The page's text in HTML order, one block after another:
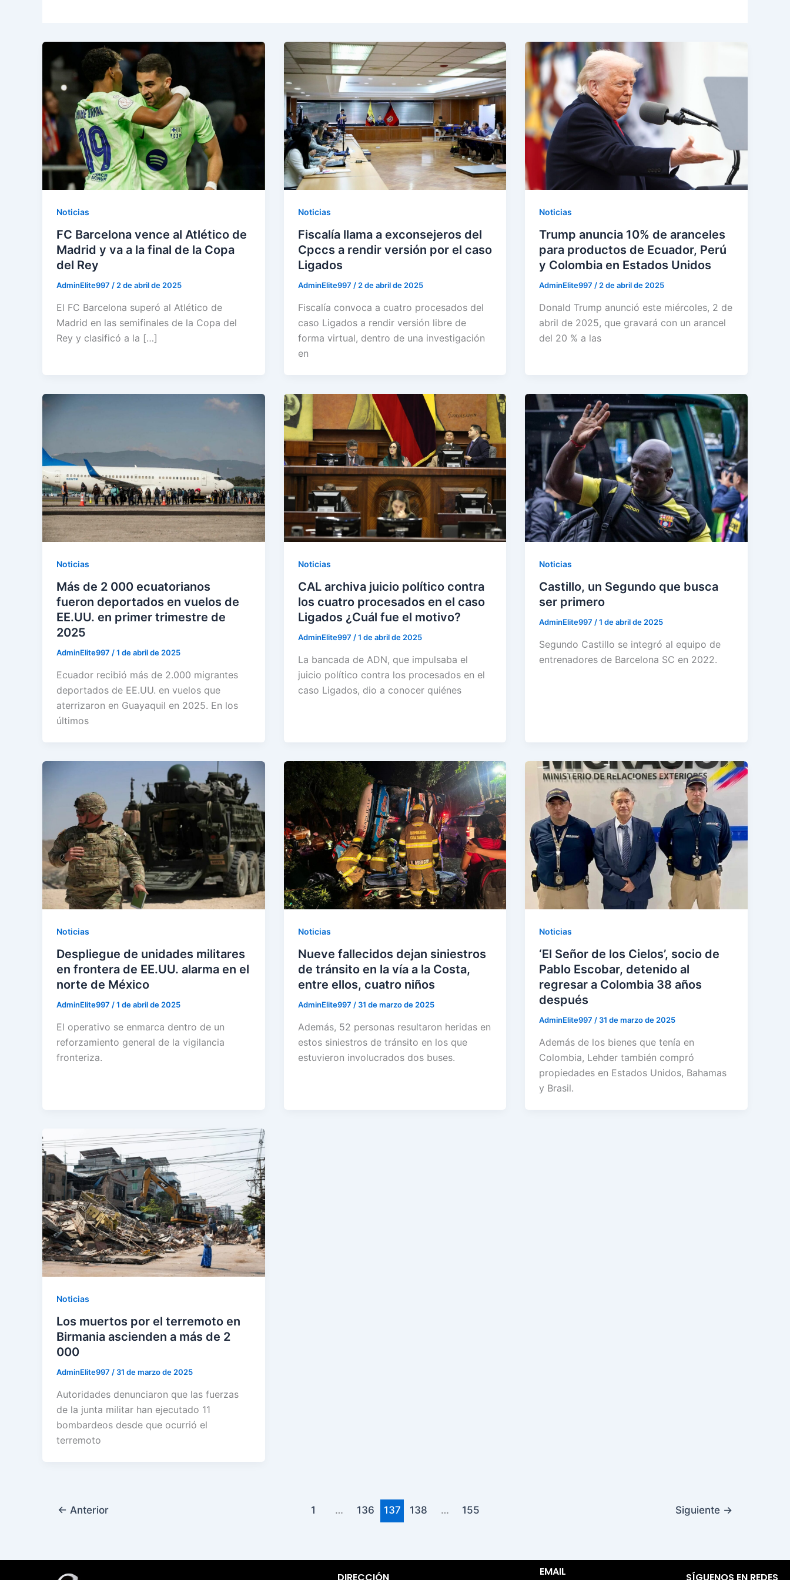
Noticias
FC Barcelona vence al Atlético de
Madrid y va a la final de la Copa
del Rey
AdminElite997 / 2 de abril de 2025
El FC Barcelona superó al Atlético de
Madrid en las semifinales de la Copa del
Rey y clasificó a la […]
Noticias
Fiscalía llama a exconsejeros del
Cpccs a rendir versión por el caso
Ligados
AdminElite997 / 2 de abril de 2025
Fiscalía convoca a cuatro procesados del
caso Ligados a rendir versión libre de
forma virtual, dentro de una investigación
en
Noticias
Trump anuncia 10% de aranceles
para productos de Ecuador, Perú
y Colombia en Estados Unidos
AdminElite997 / 2 de abril de 2025
Donald Trump anunció este miércoles, 2 de
abril de 2025, que gravará con un arancel
del 20 % a las
Noticias
Más de 2 000 ecuatorianos
fueron deportados en vuelos de
EE.UU. en primer trimestre de
2025
AdminElite997 /1 de abril de 2025
Ecuador recibió más de 2.000 migrantes
deportados de EE.UU. en vuelos que
aterrizaron en Guayaquil en 2025. En los
últimos
Noticias
CAL archiva juicio político contra
los cuatro procesados en el caso
Ligados ¿Cuál fue el motivo?
AdminElite997 /1 de abril de 2025
La bancada de ADN, que impulsaba el
juicio político contra los procesados en el
caso Ligados, dio a conocer quiénes
Noticias
Castillo, un Segundo que busca
ser primero
AdminElite997 /1 de abril de 2025
Segundo Castillo se integró al equipo de
entrenadores de Barcelona SC en 2022.
Noticias
Despliegue de unidades militares
en frontera de EE.UU. alarma en el
norte de México
AdminElite997 /1 de abril de 2025
El operativo se enmarca dentro de un
reforzamiento general de la vigilancia
fronteriza.
Noticias
Nueve fallecidos dejan siniestros
de tránsito en la vía a la Costa,
entre ellos, cuatro niños
AdminElite997 / 31 de marzo de 2025
Además, 52 personas resultaron heridas en
estos siniestros de tránsito en los que
estuvieron involucrados dos buses.
Noticias
‘El Señor de los Cielos’, socio de
Pablo Escobar, detenido al
regresar a Colombia 38 años
después
AdminElite997 / 31 de marzo de 2025
Además de los bienes que tenía en
Colombia, Lehder también compró
propiedades en Estados Unidos, Bahamas
y Brasil.
Noticias
Los muertos por el terremoto en
Birmania ascienden a más de 2
000
AdminElite997 / 31 de marzo de 2025
Autoridades denunciaron que las fuerzas
de la junta militar han ejecutado 11
bombardeos desde que ocurrió el
terremoto
← Anterior 1 … 136 137 138 … 155 Siguiente →
EMAIL